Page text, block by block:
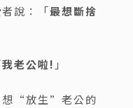
說：「最想斷捨
我老公啦! 」
想“放生”老公的